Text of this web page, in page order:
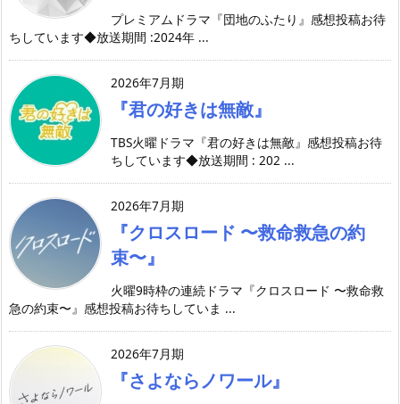
プレミアムドラマ『団地のふたり』感想投稿お待
ちしています◆放送期間 :2024年 ...
2026年7月期
『君の好きは無敵』
TBS火曜ドラマ『君の好きは無敵』感想投稿お待
ちしています◆放送期間 : 202 ...
2026年7月期
『クロスロード 〜救命救急の約
束〜』
火曜9時枠の連続ドラマ『クロスロード 〜救命救
急の約束〜』感想投稿お待ちしていま ...
2026年7月期
『さよならノワール』